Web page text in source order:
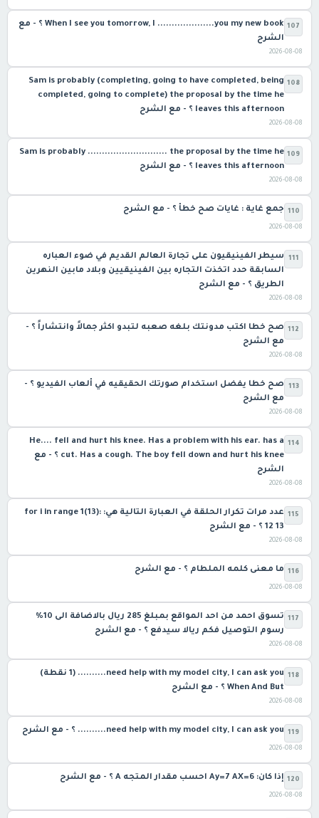
107
When I see you tomorrow, I ....................you my new book ؟ - مع
الشرح
2026-08-08
108
Sam is probably (completing, going to have completed, being
completed, going to complete) the proposal by the time he
leaves this afternoon ؟ - مع الشرح
2026-08-08
109
Sam is probably ............................ the proposal by the time he
leaves this afternoon ؟ - مع الشرح
2026-08-08
110 جمع غاية : غايات صح خطأ ؟ - مع الشرح
2026-08-08
111
سيطر الفينيقيون على تجارة العالم القديم في ضوء العباره
السابقة حدد اتخذت التجاره بين الفينيقيين وبلاد مابين النهرين
الطريق ؟ - مع الشرح
2026-08-08
112 صح خطا اكتب مدونتك بلغه صعبه لتبدو اكثر جمالاً وانتشاراً ؟ -
مع الشرح
2026-08-08
113
صح خطا يفضل استخدام صورتك الحقيقيه في ألعاب الفيديو ؟ -
مع الشرح
2026-08-08
114
He.... fell and hurt his knee. Has a problem with his ear. has a
cut. Has a cough. The boy fell down and hurt his knee ؟ - مع
الشرح
2026-08-08
115
عدد مرات تكرار الحلقة في العبارة التالية هي: :(13)for i in range 1
12 13 ؟ - مع الشرح
2026-08-08
116 ما معنى كلمه الملطام ؟ - مع الشرح
2026-08-08
117
تسوق احمد من احد المواقع بمبلغ 285 ريال بالاضافة الى 10%
رسوم التوصيل فكم ريالا سيدفع ؟ - مع الشرح
2026-08-08
118
need help with my model city, I can ask you.......... (1 نقطة)
When And But ؟ - مع الشرح
2026-08-08
119 need help with my model city, I can ask you.......... ؟ - مع الشرح
2026-08-08
120 إذا كان: Ay=7 AX=6 احسب مقدار المتجه A ؟ - مع الشرح
2026-08-08